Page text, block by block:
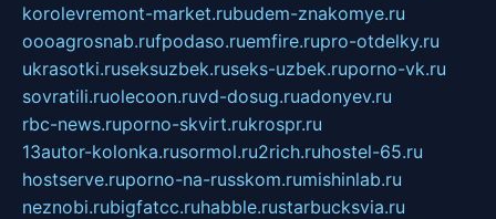
korolevremont-market.rubudem-znakomye.ru
oooagrosnab.rufpodaso.ruemfire.rupro-otdelky.ru
ukrasotki.ruseksuzbek.ruseks-uzbek.ruporno-vk.ru
sovratili.ruolecoon.ruvd-dosug.ruadonyev.ru
rbc-news.ruporno-skvirt.rukrospr.ru
13autor-kolonka.rusormol.ru2rich.ruhostel-65.ru
hostserve.ruporno-na-russkom.rumishinlab.ru
neznobi.rubigfatcc.ruhabble.rustarbucksvia.ru